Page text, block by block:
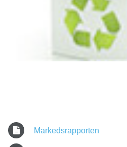
Markedsrapporten